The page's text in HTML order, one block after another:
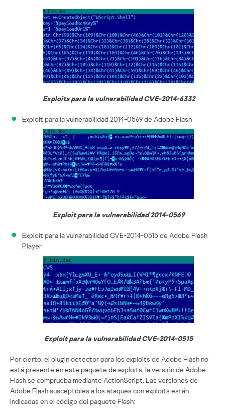
Exploits para la vulnerabilidad CVE-2014-6332
Exploit para la vulnerabilidad 2014-0569 de Adobe Flash
Exploit para la vulnerabilidad 2014-0569
Exploit para la vulnerabilidad CVE-2014-0515 de Adobe Flash
Player
Exploit para la vulnerabilidad CVE-2014-0515
Por cierto, el plugin detector para los exploits de Adobe Flash no
está presente en este paquete de exploits, la versión de Adobe
Flash se comprueba mediante ActionScript. Las versiones de
Adobe Flash susceptibles a los ataques con exploits están
indicadas en el código del paquete Flash: